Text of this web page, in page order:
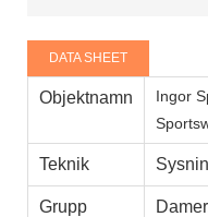
DATA SHEET
Objektnamn Ingor
Teknik
Grupp